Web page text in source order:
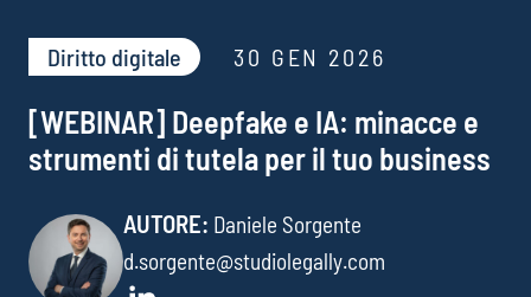
Diritto digitale 30 GEN 2026
[WEBINAR] Deepfake e IA: minacce e
strumenti di tutela per il tuo business
AUTORE: Daniele Sorgente
d.sorgente@studiolegally.com